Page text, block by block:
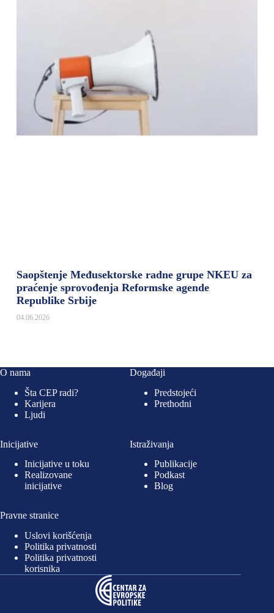
Saopštenje Međusektorske radne grupe NKEU za
praćenje sprovođenja Reformske agende
Republike Srbije
04.06.2026
O nama
Šta CEP radi?
Karijera
Ljudi
Događaji
Predstojeći
Prethodni
Inicijative
Inicijative u toku
Realizovane
inicijative
Istraživanja
Publikacije
Podkast
Blog
Pravne stranice
Uslovi korišćenja
Politika privatnosti
Politika privatnosti
korisnika